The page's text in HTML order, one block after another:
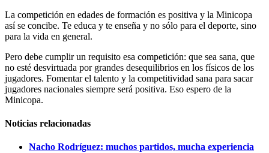
La competición en edades de formación es positiva y la Minicopa
así se concibe. Te educa y te enseña y no sólo para el deporte, sino
para la vida en general.
Pero debe cumplir un requisito esa competición: que sea sana, que
no esté desvirtuada por grandes desequilibrios en los físicos de los
jugadores. Fomentar el talento y la competitividad sana para sacar
jugadores nacionales siempre será positiva. Eso espero de la
Minicopa.
Noticias relacionadas
Nacho Rodríguez: muchos partidos, mucha experiencia